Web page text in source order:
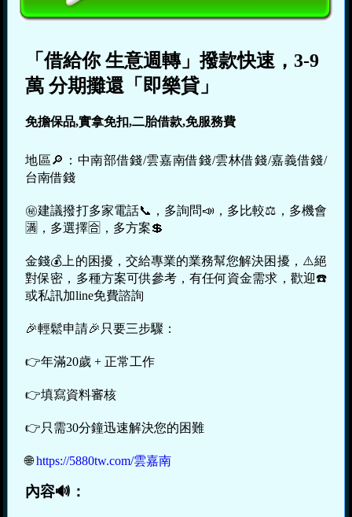
「借給你 生意週轉」撥款快速，3-9
萬 分期攤還「即樂貸」
免擔保品,實拿免扣,二胎借款,免服務費
地區🔎：中南部借錢/雲嘉南借錢/雲林借錢/嘉義借錢/
台南借錢
㊙建議撥打多家電話📞，多詢問📣，多比較⚖，多機會
🈵，多選擇🈴，多方案💲
金錢💰上的困擾，交給專業的業務幫您解決困擾，⚠️絕
對保密，多種方案可供參考，有任何資金需求，歡迎☎️
或私訊加line免費諮詢
🎉輕鬆申請🎉只要三步驟：
👉年滿20歲 + 正常工作
👉填寫資料審核
👉只需30分鐘迅速解決您的困難
🌐https://5880tw.com/雲嘉南
內容🔊：